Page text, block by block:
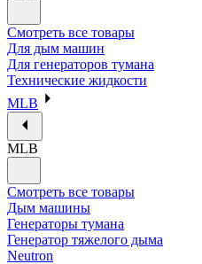
Смотреть все товары
Для дым машин
Для генераторов тумана
Технические жидкости
MLB
MLB
Смотреть все товары
Дым машины
Генераторы тумана
Генератор тяжелого дыма
Neutron